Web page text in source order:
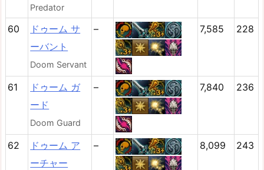
Predator
60
ドゥーム サ
ーバント
Doom Servant
– 7,585 228
61
ドゥーム ガ
ード
Doom Guard
– 7,840 236
62
ドゥーム ア
ーチャー
– 8,099 243